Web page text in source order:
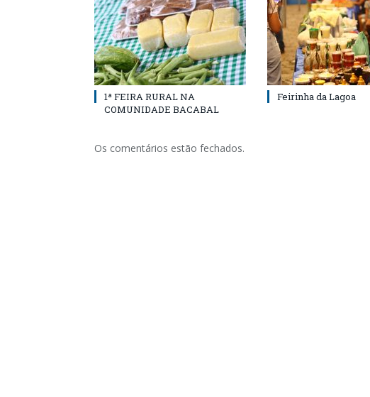
1ª FEIRA RURAL NA
COMUNIDADE BACABAL
Feirinha da Lagoa
Os comentários estão fechados.